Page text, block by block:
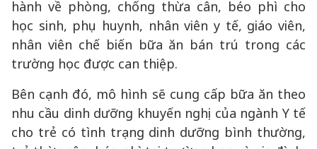
hành về phòng, chống thừa cân, béo phì cho
học sinh, phụ huynh, nhân viên y tế, giáo viên,
nhân viên chế biến bữa ăn bán trú trong các
trường học được can thiệp.
Bên cạnh đó, mô hình sẽ cung cấp bữa ăn theo
nhu cầu dinh dưỡng khuyến nghị của ngành Y tế
cho trẻ có tình trạng dinh dưỡng bình thường,